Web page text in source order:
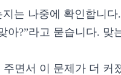
는 나중에 확인합니
아?”라고 묻습니다.
면서 이 문제가 더 커